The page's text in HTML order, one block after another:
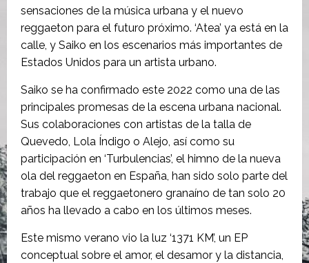
sensaciones de la música urbana y el nuevo
reggaeton para el futuro próximo. ‘Atea’ ya está en la
calle, y Saiko en los escenarios más importantes de
Estados Unidos para un artista urbano.
Saiko se ha confirmado este 2022 como una de las
principales promesas de la escena urbana nacional.
Sus colaboraciones con artistas de la talla de
Quevedo, Lola Índigo o Alejo, así como su
participación en ‘Turbulencias’, el himno de la nueva
ola del reggaeton en España, han sido solo parte del
trabajo que el reggaetonero granaíno de tan solo 20
años ha llevado a cabo en los últimos meses.
Este mismo verano vio la luz ‘1371 KM’, un EP
conceptual sobre el amor, el desamor y la distancia,